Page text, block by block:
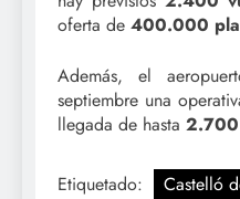
oferta de 400.000
Además, el
septiembre una
llegada de hasta 2.700
Etiquetado: Castelló